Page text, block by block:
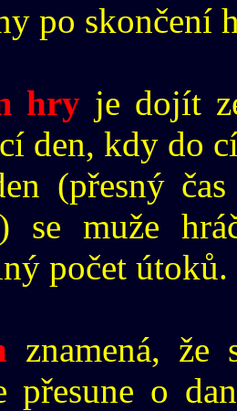
po skončení
hry je dojít
den, kdy do
(přesný
se muže
počet útoků.
znamená, že
přesune o